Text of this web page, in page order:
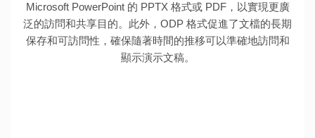
Microsoft PowerPoint 的 PPTX 格式或 PDF，以實現更廣
泛的訪問和共享目的。此外，ODP 格式促進了文檔的長期
保存和可訪問性，確保隨著時間的推移可以準確地訪問和
顯示演示文稿。